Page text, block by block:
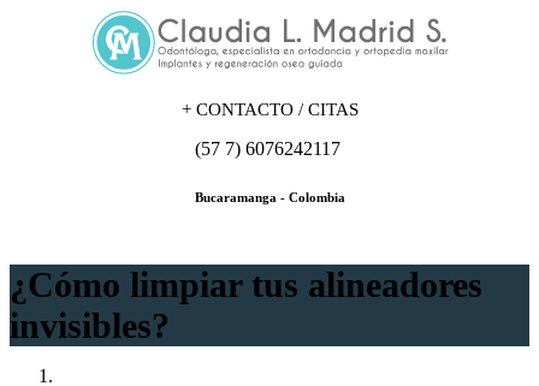
+CONTACTO / CITAS
(57 7) 6076242117
Bucaramanga - Colombia
¿Cómo limpiar tus alineadores
invisibles?